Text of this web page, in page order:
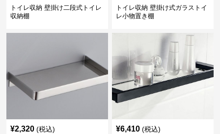
トイレ収納 壁掛け二段式トイレ
収納棚
トイレ収納 壁掛け式ガラストイ
レ小物置き棚
¥2,320 (税込) ¥6,410 (税込)